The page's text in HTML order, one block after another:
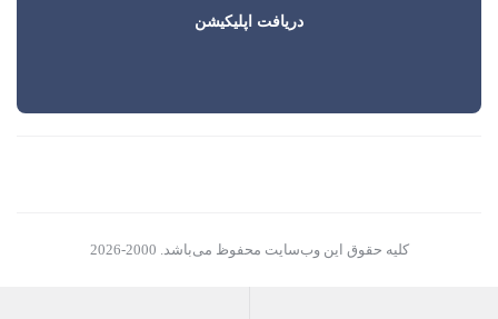
دریافت اپلیکیشن
کلیه حقوق این وب‌سایت محفوظ می‌باشد. 2000-2026